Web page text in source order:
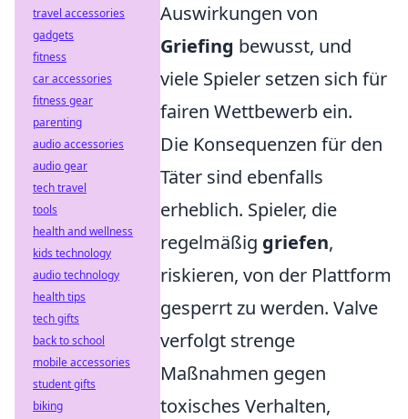
Auswirkungen von
Griefing bewusst, und
viele Spieler setzen sich für
fairen Wettbewerb ein.
Die Konsequenzen für den
Täter sind ebenfalls
erheblich. Spieler, die
regelmäßig griefen,
riskieren, von der Plattform
gesperrt zu werden. Valve
verfolgt strenge
Maßnahmen gegen
toxisches Verhalten,
travel accessories
gadgets
fitness
car accessories
fitness gear
parenting
audio accessories
audio gear
tech travel
tools
health and wellness
kids technology
audio technology
health tips
tech gifts
back to school
mobile accessories
student gifts
biking